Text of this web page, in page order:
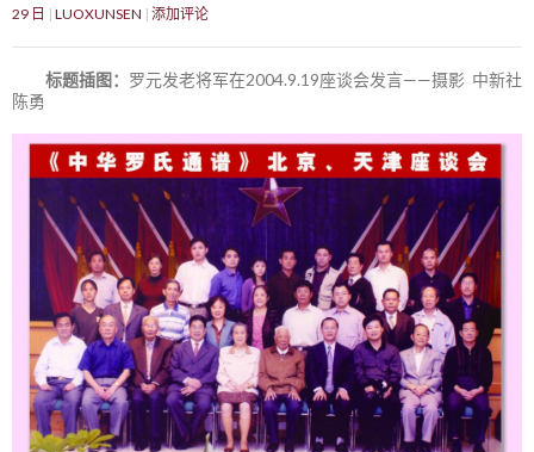
29 日
LUOXUNSEN 添加评论
标题插图： 罗元发老将军在2004.9.19座谈会发言——摄影 中新社
陈勇